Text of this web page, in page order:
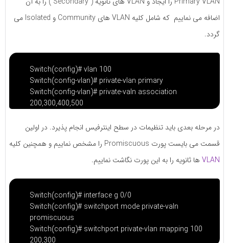
اضافه می نماییم که شامل کلیه VLAN های Community و Isolated می
گردد.
Switch(config)# vlan 100
Switch(config-vlan)# private-vlan primary
Switch(config-vlan)# private-valn association
200,300,400,500
در مرحله بعدی باید تنظیمات در سطح اینترفیس انجام پذیرد. در اولین
قسمت می بایست پورت Promiscuous را مشخص نماییم و همچنین کلیه
VLANها ثانویه را به این پورت نگاشت نماییم.
Switch(config)# interface g 0/0
Switch(config)# switchport mode private-valn
promiscuous
Switch(config)# switchport private-vlan mapping 100
200,300